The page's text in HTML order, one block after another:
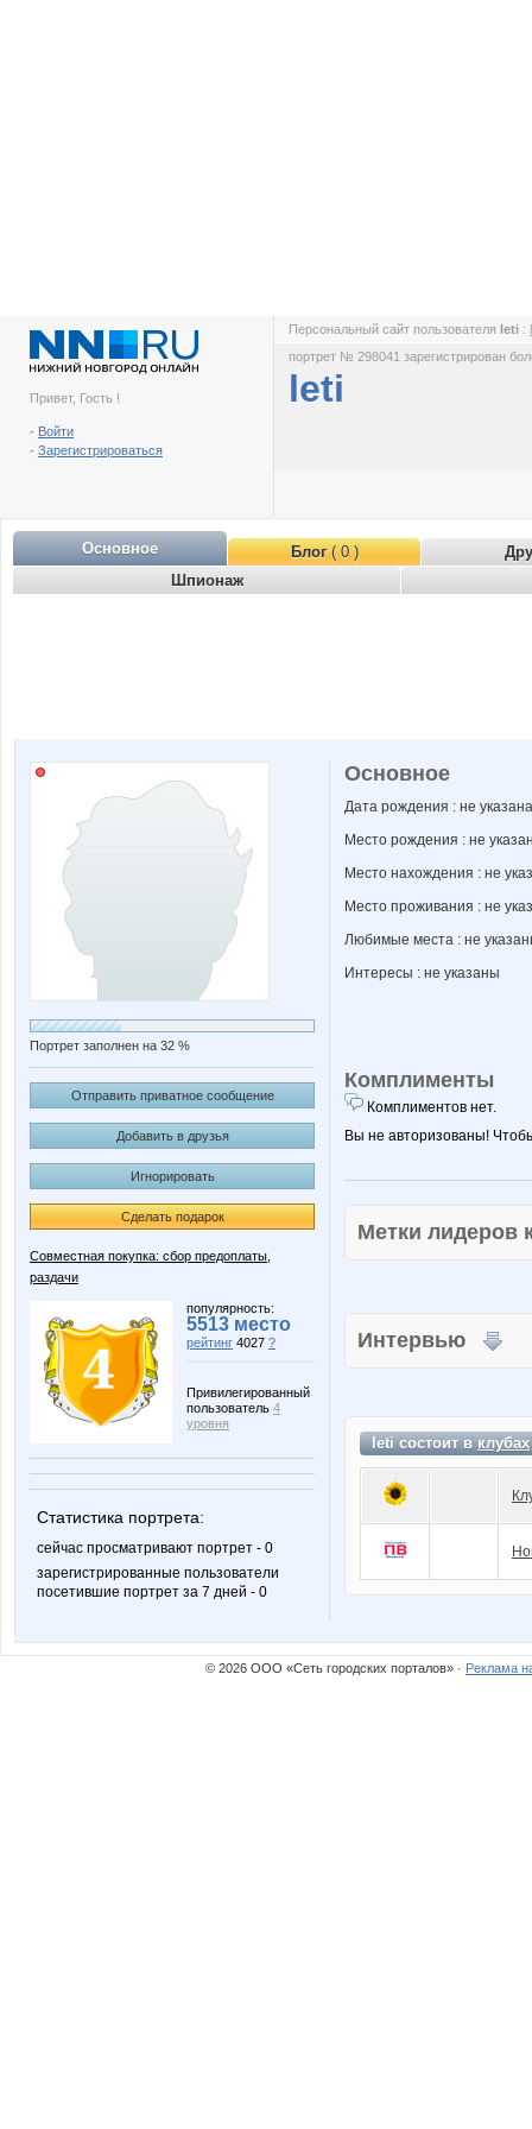
Привет, Гость !
- Войти
- Зарегистрироваться
Персональный сайт пользователя leti :
портрет № 298041 зарегистрирован
leti
Основное Блог( 0 )
Шпионаж
Портрет заполнен на 32 %
Отправить приватное сообщение
Добавить в друзья
Игнорировать
Сделать подарок
Совместная покупка: сбор предоплаты,
раздачи
популярность:
5513 место
рейтинг 4027 ?
Привилегированный
пользователь 4
уровня
Статистика портрета:
сейчас просматривают портрет - 0
зарегистрированные пользователи
посетившие портрет за 7 дней - 0
Основное
Дата рождения : не указана
Место рождения : не
Место нахождения : не
Место проживания : не
Любимые места : не
Интересы : не указаны
Комплименты
Комплиментов нет.
Вы не авторизованы!
Метки
Интервью
leti состоит вклубах
© 2026 ООО «Сеть городских порталов» · Реклама